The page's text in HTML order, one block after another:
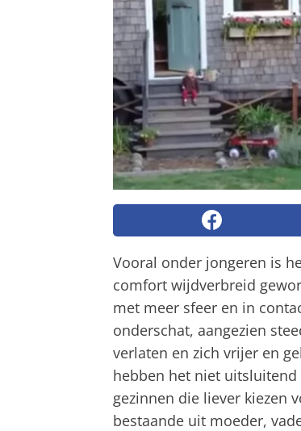
Vooral onder jongeren is
comfort wijdverbreid
met meer sfeer en in
onderschat, aangezien
verlaten en zich vrijer en
hebben het niet
gezinnen die liever kiezen
bestaande uit moeder,